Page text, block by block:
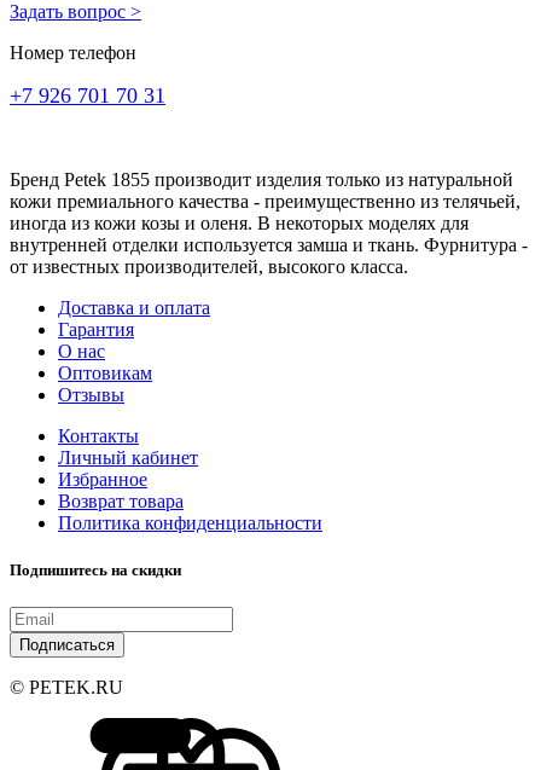
Задать вопрос >
Номер телефон
+7 926 701 70 31
Бренд Petek 1855 производит изделия только из натуральной
кожи премиального качества - преимущественно из телячьей,
иногда из кожи козы и оленя. В некоторых моделях для
внутренней отделки используется замша и ткань. Фурнитура -
от известных производителей, высокого класса.
Доставка и оплата
Гарантия
О нас
Оптовикам
Отзывы
Контакты
Личный кабинет
Избранное
Возврат товара
Политика конфиденциальности
Подпишитесь на скидки
Подписаться
© PETEK.RU